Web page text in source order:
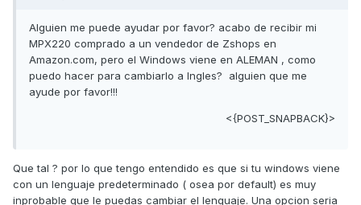
Alguien me puede ayudar por favor? acabo de recibir mi
MPX220 comprado a un vendedor de Zshops en
Amazon.com, pero el Windows viene en ALEMAN , como
puedo hacer para cambiarlo a Ingles? alguien que me
ayude por favor!!!
<{POST_SNAPBACK}>
Que tal ? por lo que tengo entendido es que si tu windows viene
con un lenguaje predeterminado ( osea por default) es muy
inprobable que le puedas cambiar el lenguaje. Una opcion seria